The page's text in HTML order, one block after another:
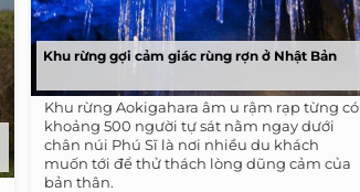
Khu rừng gợi cảm giác rùng rợn ở Nhật Bản
Khu rừng Aokigahara âm u rậm rạp từng có
khoảng 500 người tự sát nằm ngay dưới
chân núi Phú Sĩ là nơi nhiều du khách
muốn tới để thử thách lòng dũng cảm của
bản thân.